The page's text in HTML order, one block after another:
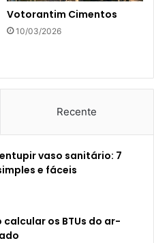
Votorantim Cimentos
10/03/2026
Recente
vaso sanitário: 7
e fáceis
calcular os BTUs do ar-